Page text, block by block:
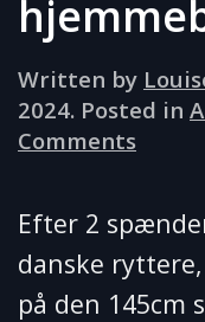
Written by
2024. Posted in
Commentson
på
Efter 2
danske
på den 145cm